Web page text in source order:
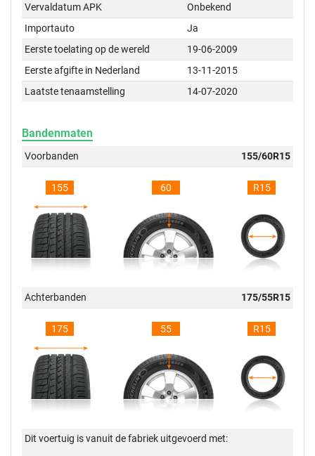
Vervaldatum APK
Onbekend
Importauto
Ja
Eerste toelating op de wereld
19-06-2009
Eerste afgifte in Nederland
13-11-2015
Laatste tenaamstelling
14-07-2020
Bandenmaten
Voorbanden 155/60R15
155 60 R15
Achterbanden 175/55R15
175 55 R15
Dit voertuig is vanuit de fabriek uitgevoerd met: